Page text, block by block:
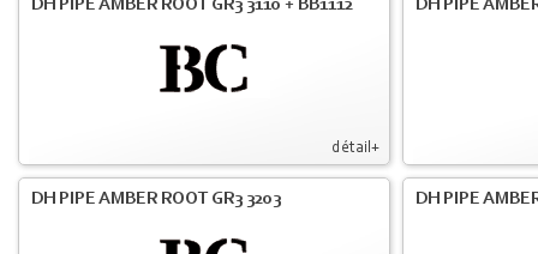
détail+
DH PIPE AMBER ROOT GR3 3110 + BB1112 DH PIPE
DH PIPE AMBER ROOT GR3 3203 DH PIPE